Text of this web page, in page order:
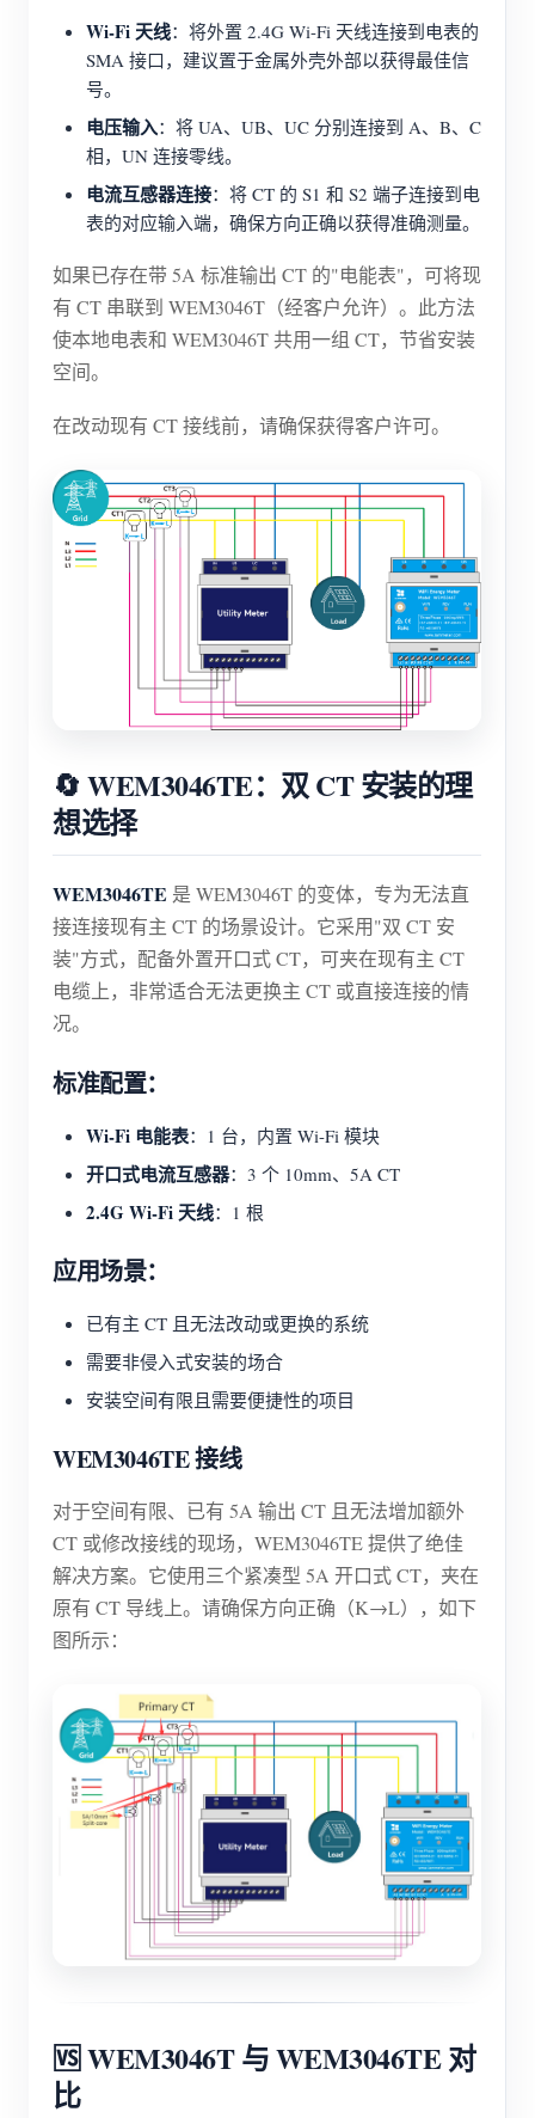
Wi-Fi 天线：将外置 2.4G Wi-Fi 天线连接到电表的
SMA 接口，建议置于金属外壳外部以获得最佳信
号。
电压输入：将 UA、UB、UC 分别连接到 A、B、C
相，UN 连接零线。
电流互感器连接：将 CT 的 S1 和 S2 端子连接到电
表的对应输入端，确保方向正确以获得准确测量。
如果已存在带 5A 标准输出 CT 的"电能表"，可将现
有 CT 串联到 WEM3046T（经客户允许）。此方法
使本地电表和 WEM3046T 共用一组 CT，节省安装
空间。
在改动现有 CT 接线前，请确保获得客户许可。
🔄 WEM3046TE：双 CT 安装的理
想选择
WEM3046TE 是 WEM3046T 的变体，专为无法直
接连接现有主 CT 的场景设计。它采用"双 CT 安
装"方式，配备外置开口式 CT，可夹在现有主 CT
电缆上，非常适合无法更换主 CT 或直接连接的情
况。
标准配置：
Wi-Fi 电能表：1 台，内置 Wi-Fi 模块
开口式电流互感器：3 个 10mm、5A CT
2.4G Wi-Fi 天线：1 根
应用场景：
已有主 CT 且无法改动或更换的系统
需要非侵入式安装的场合
安装空间有限且需要便捷性的项目
WEM3046TE 接线
对于空间有限、已有 5A 输出 CT 且无法增加额外
CT 或修改接线的现场，WEM3046TE 提供了绝佳
解决方案。它使用三个紧凑型 5A 开口式 CT，夹在
原有 CT 导线上。请确保方向正确（K→L），如下
图所示：
🆚 WEM3046T 与 WEM3046TE 对
比